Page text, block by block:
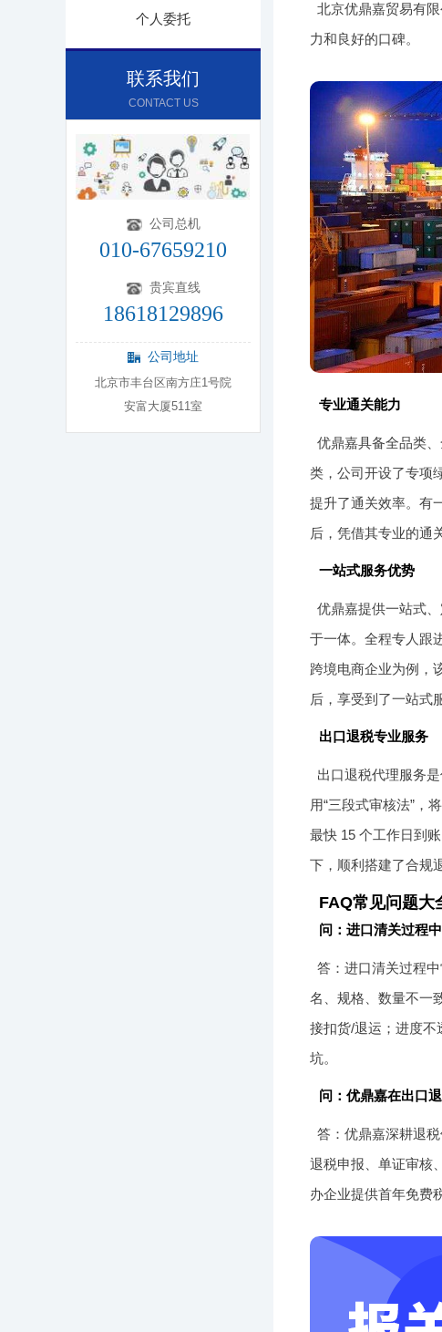
个人委托
联系我们
CONTACT US
公司总机
010-67659210
贵宾直线
18618129896
公司地址
北京市丰台区南方庄1号院
安富大厦511室
北京优鼎嘉贸易有
力和良好的口碑。
专业通关能力
优鼎嘉具备全品类
类，公司开设了专项
提升了通关效率。有
后，凭借其专业的通
一站式服务优势
优鼎嘉提供一站式
于一体。全程专人跟
跨境电商企业为例，
后，享受到了一站式
出口退税专业服务
出口退税代理服务
用“三段式审核法”，
最快 15 个工作日到
下，顺利搭建了合规
FAQ常见问题大
问：进口清关过程
答：进口清关过程
名、规格、数量不一
接扣货/退运；进度不
坑。
问：优鼎嘉在出口
答：优鼎嘉深耕退
退税申报、单证审核
办企业提供首年免费